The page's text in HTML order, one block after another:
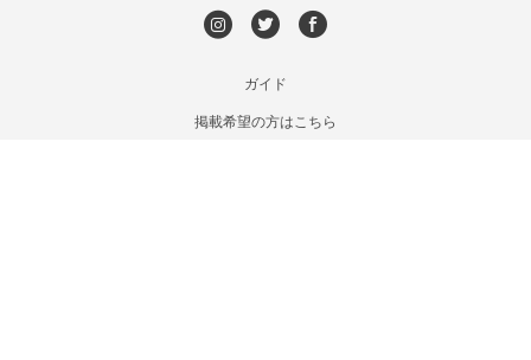
ガイド
掲載希望の方はこちら